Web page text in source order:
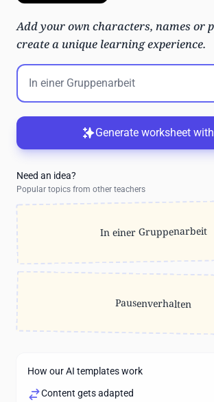
Add your own characters, names or
create a unique learning experience.
Generate worksheet
Need an idea?
Popular topics from other teachers
In einer Gruppenarbeit
Pausenverhalten
How our AI templates work
Content gets adapted